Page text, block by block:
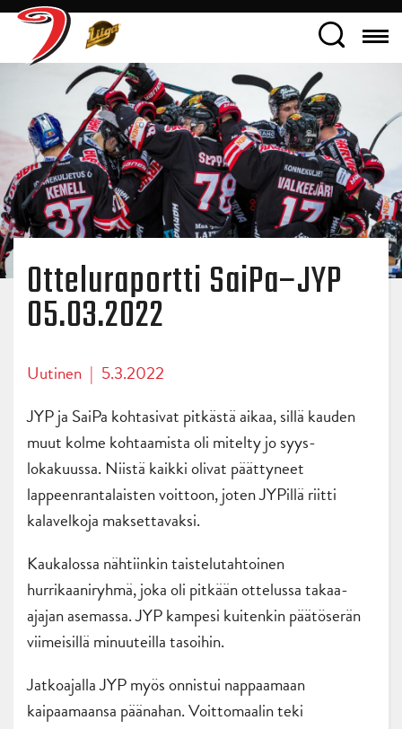
Otteluraportti SaiPa–JYP
05.03.2022
Uutinen | 5.3.2022
JYP ja SaiPa kohtasivat pitkästä aikaa, sillä kauden
muut kolme kohtaamista oli mitelty jo syys-
lokakuussa. Niistä kaikki olivat päättyneet
lappeenrantalaisten voittoon, joten JYPillä riitti
kalavelkoja maksettavaksi.
Kaukalossa nähtiinkin taistelutahtoinen
hurrikaaniryhmä, joka oli pitkään ottelussa takaa-
ajajan asemassa. JYP kampesi kuitenkin päätöserän
viimeisillä minuuteilla tasoihin.
Jatkoajalla JYP myös onnistui nappaamaan
kaipaamaansa päänahan. Voittomaalin teki